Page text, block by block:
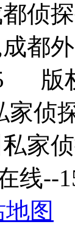
侦
都
版
侦
家
线
地图